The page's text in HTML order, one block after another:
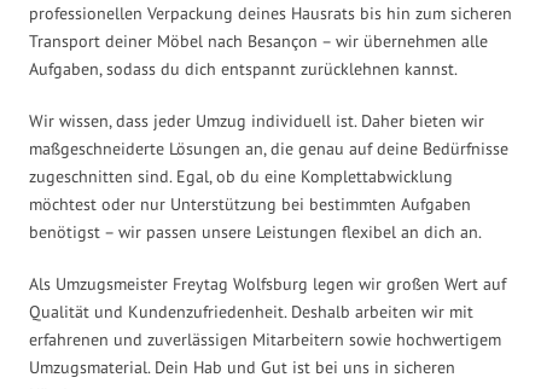
professionellen Verpackung deines Hausrats bis hin zum sicheren
Transport deiner Möbel nach Besançon – wir übernehmen alle
Aufgaben, sodass du dich entspannt zurücklehnen kannst.
Wir wissen, dass jeder Umzug individuell ist. Daher bieten wir
maßgeschneiderte Lösungen an, die genau auf deine Bedürfnisse
zugeschnitten sind. Egal, ob du eine Komplettabwicklung
möchtest oder nur Unterstützung bei bestimmten Aufgaben
benötigst – wir passen unsere Leistungen flexibel an dich an.
Als Umzugsmeister Freytag Wolfsburg legen wir großen Wert auf
Qualität und Kundenzufriedenheit. Deshalb arbeiten wir mit
erfahrenen und zuverlässigen Mitarbeitern sowie hochwertigem
Umzugsmaterial. Dein Hab und Gut ist bei uns in sicheren